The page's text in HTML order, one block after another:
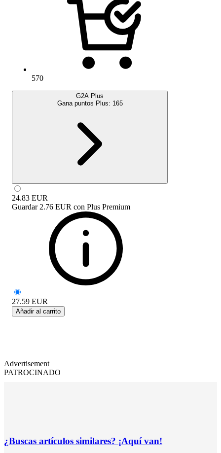
570
G2A Plus
Gana puntos Plus: 165
24.83 EUR
Guardar 2.76 EUR con Plus Premium
27.59 EUR
Añadir al carrito
Advertisement
PATROCINADO
¿Buscas artículos similares? ¡Aquí van!